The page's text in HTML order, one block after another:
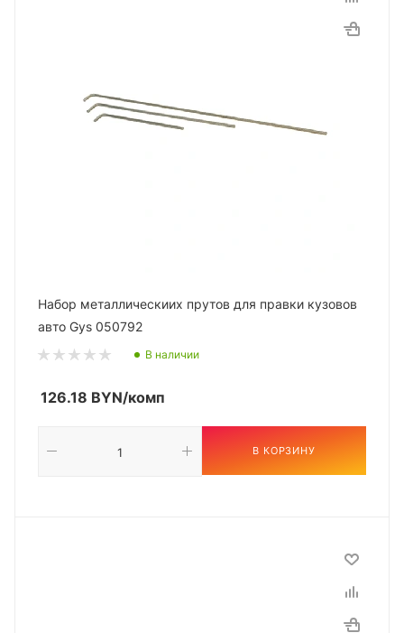
Набор металлическиих прутов для правки кузовов
авто Gys 050792
В наличии
126.18 BYN/комп
В КОРЗИНУ